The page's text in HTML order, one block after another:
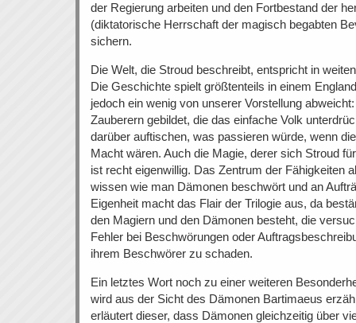
der Regierung arbeiten und den Fortbestand der
(diktatorische Herrschaft der magisch begabten
sichern.
Die Welt, die Stroud beschreibt, entspricht in
Die Geschichte spielt größtenteils in einem
jedoch ein wenig von unserer Vorstellung
Zauberern gebildet, die das einfache Volk
darüber auftischen, was passieren würde, wenn
Macht wären. Auch die Magie, derer sich Stroud
ist recht eigenwillig. Das Zentrum der Fähigkeiten
wissen wie man Dämonen beschwört und an
Eigenheit macht das Flair der Trilogie aus, da
den Magiern und den Dämonen besteht, die
Fehler bei Beschwörungen oder
ihrem Beschwörer zu schaden.
Ein letztes Wort noch zu einer weiteren
wird aus der Sicht des Dämonen Bartimaeus
erläutert dieser, dass Dämonen gleichzeitig über